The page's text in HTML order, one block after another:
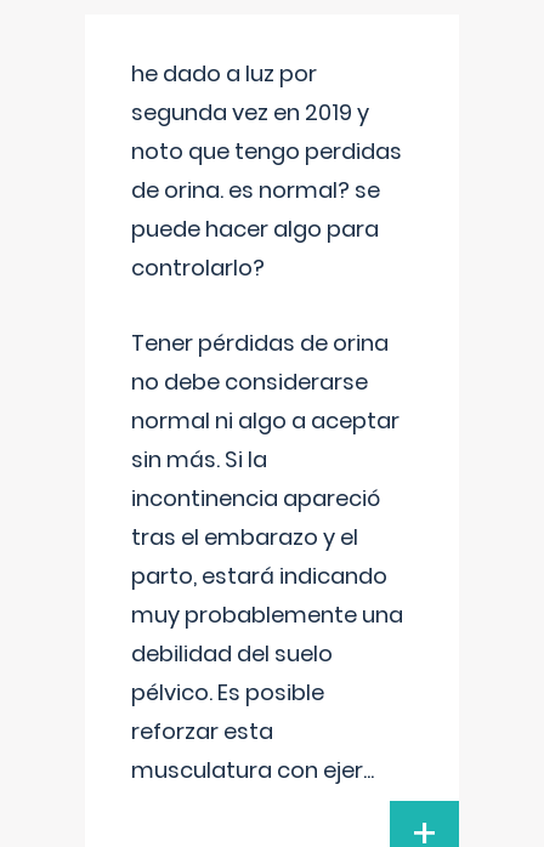
he dado a luz por
segunda vez en 2019 y
noto que tengo perdidas
de orina. es normal? se
puede hacer algo para
controlarlo?
Tener pérdidas de orina
no debe considerarse
normal ni algo a aceptar
sin más. Si la
incontinencia apareció
tras el embarazo y el
parto, estará indicando
muy probablemente una
debilidad del suelo
pélvico. Es posible
reforzar esta
musculatura con ejer...
+